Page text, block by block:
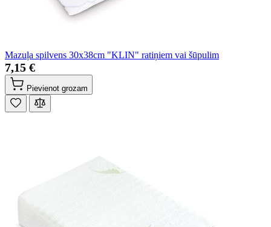
Mazuļa spilvens 30x38cm "KLIN" ratiņiem vai šūpulim
7,15 €
Pievienot grozam